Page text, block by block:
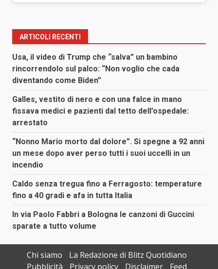
ARTICOLI RECENTI
Usa, il video di Trump che “salva” un bambino
rincorrendolo sul palco: “Non voglio che cada
diventando come Biden”
Galles, vestito di nero e con una falce in mano
fissava medici e pazienti dal tetto dell’ospedale:
arrestato
“Nonno Mario morto dal dolore”. Si spegne a 92 anni
un mese dopo aver perso tutti i suoi uccelli in un
incendio
Caldo senza tregua fino a Ferragosto: temperature
fino a 40 gradi e afa in tutta Italia
In via Paolo Fabbri a Bologna le canzoni di Guccini
sparate a tutto volume
Chi siamo
La Redazione di Blitz Quotidiano
Pubblicità
Privacy policy Disclaimer Feed